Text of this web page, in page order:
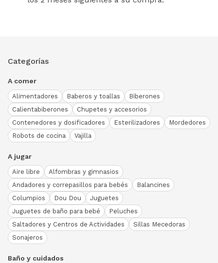
Categorías
A comer
Alimentadores Baberos y toallas
Biberones
Calientabiberones
Chupetes y accesorios
Contenedores y dosificadores
Esterilizadores
Mordedores
Robots de cocina
Vajilla
A jugar
Aire libre
Alfombras y gimnasios
Andadores y correpasillos para bebés
Balancines
Columpios
Dou Dou
Juguetes
Juguetes de baño para bebé
Peluches
Saltadores y Centros de Actividades
Sillas Mecedoras
Sonajeros
Baño y cuidados